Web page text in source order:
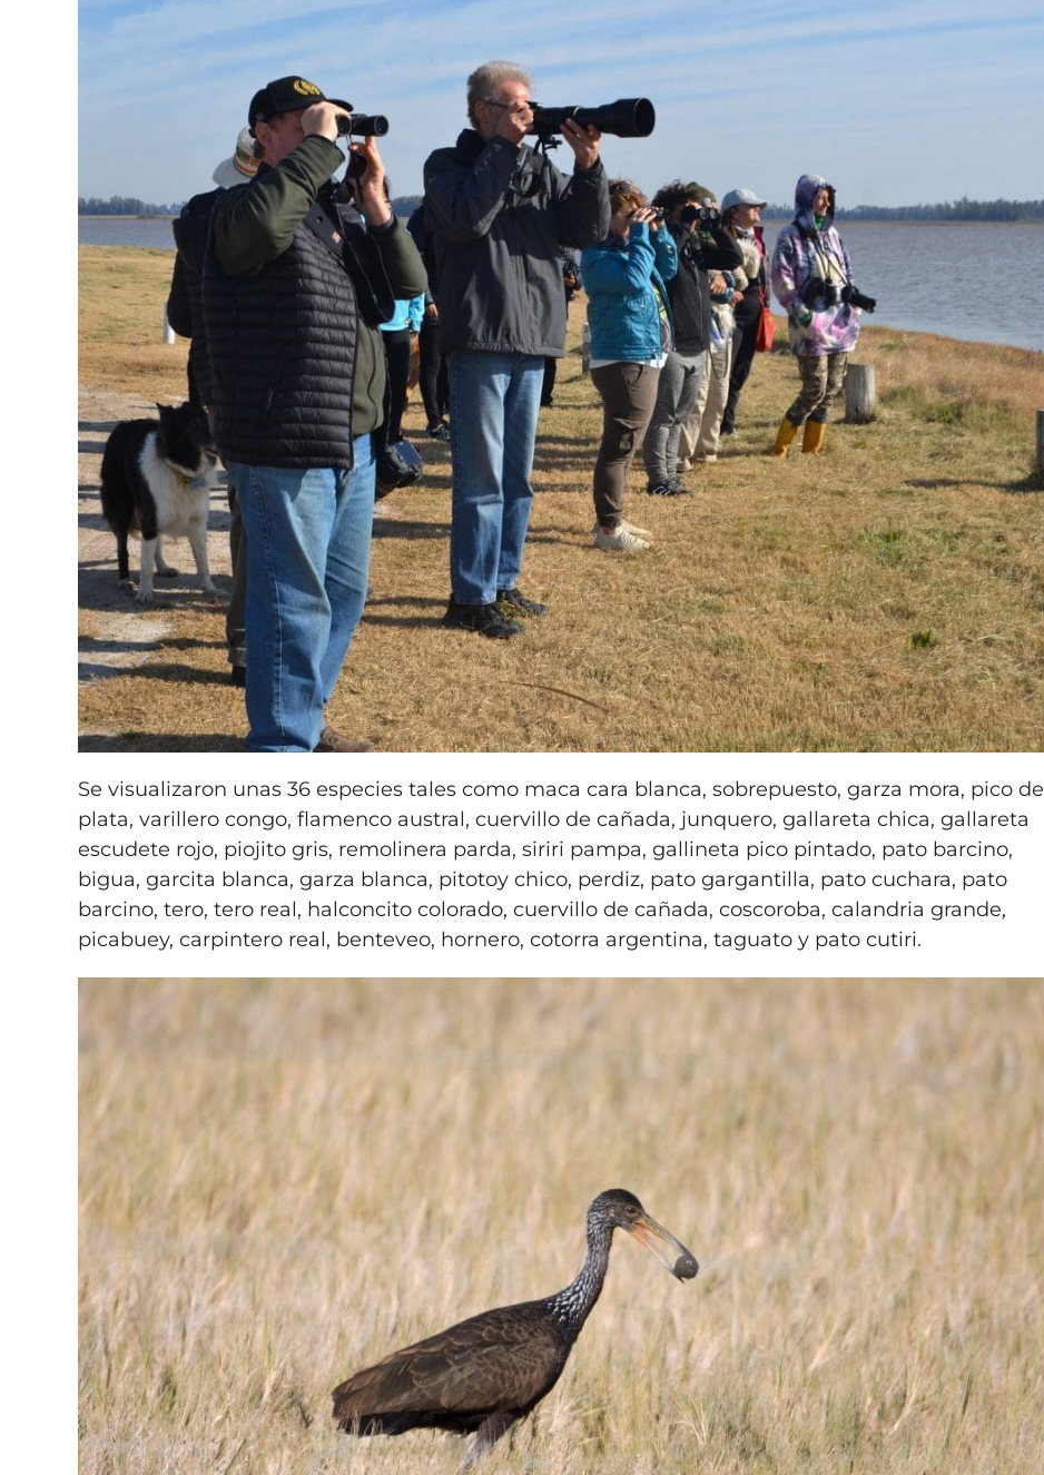
Se visualizaron unas 36 especies tales como maca cara blanca, sobrepuesto, garza mora, pico de
plata, varillero congo, flamenco austral, cuervillo de cañada, junquero, gallareta chica, gallareta
escudete rojo, piojito gris, remolinera parda, siriri pampa, gallineta pico pintado, pato barcino,
bigua, garcita blanca, garza blanca, pitotoy chico, perdiz, pato gargantilla, pato cuchara, pato
barcino, tero, tero real, halconcito colorado, cuervillo de cañada, coscoroba, calandria grande,
picabuey, carpintero real, benteveo, hornero, cotorra argentina, taguato y pato cutiri.